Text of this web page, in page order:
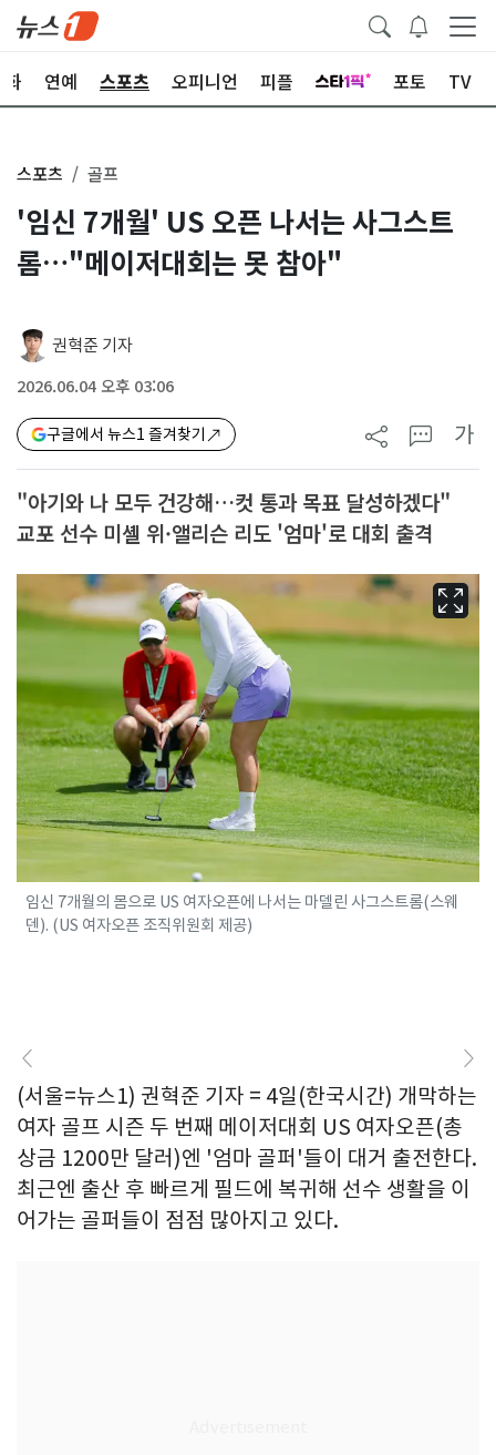
화 연예 스포츠 오피니언 피플 포토 TV
스포츠 골프
'임신 7개월' US 오픈 나서는 사그스트
롬…"메이저대회는 못 참아"
권혁준 기자
2026.06.04 오후 03:06
구글에서 뉴스1 즐겨찾기 가
"아기와 나 모두 건강해…컷 통과 목표 달성하겠다"
교포 선수 미셸 위·앨리슨 리도 '엄마'로 대회 출격
임신 7개월의 몸으로 US 여자오픈에 나서는 마델린 사그스트롬(스웨
덴). (US 여자오픈 조직위원회 제공)
(서울=뉴스1) 권혁준 기자 = 4일(한국시간) 개막하는
여자 골프 시즌 두 번째 메이저대회 US 여자오픈(총
상금 1200만 달러)엔 '엄마 골퍼'들이 대거 출전한다.
최근엔 출산 후 빠르게 필드에 복귀해 선수 생활을 이
어가는 골퍼들이 점점 많아지고 있다.